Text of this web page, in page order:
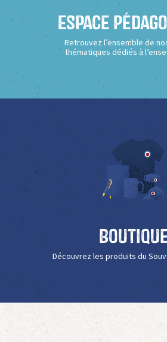
Espace
Retrouvez l’ensemble de
thématiques dédiés à
Découvrez les produits du